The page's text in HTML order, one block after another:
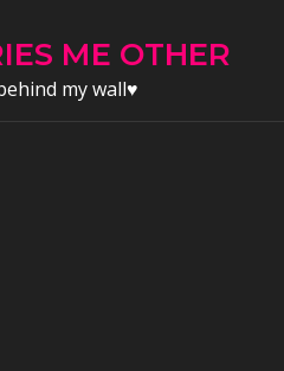
ME OTHER
my wall♥